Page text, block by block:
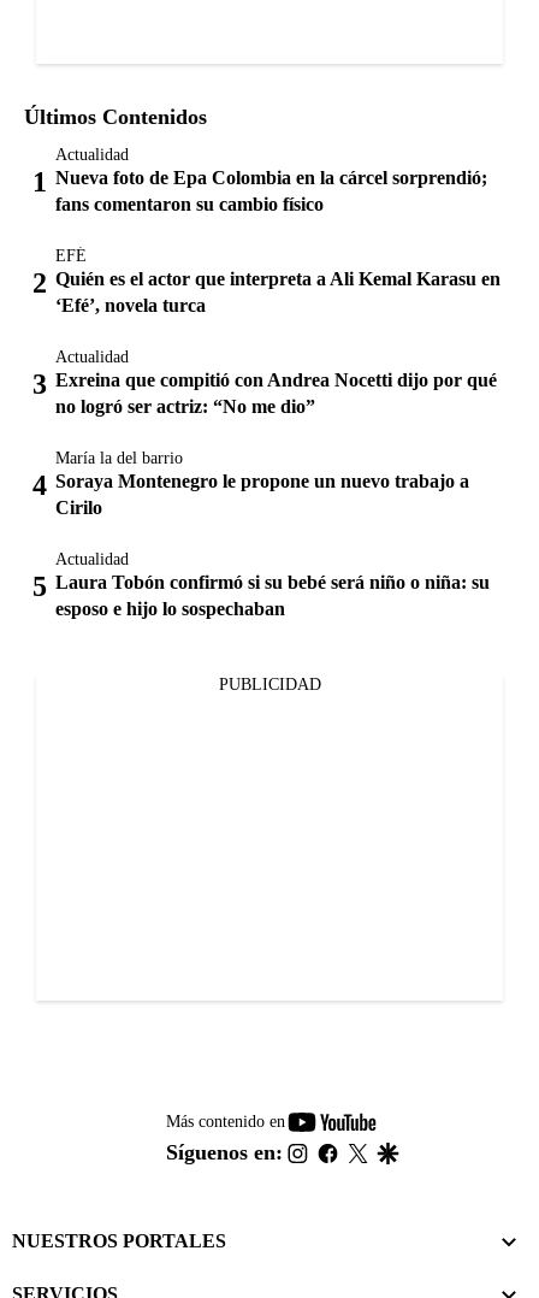
Últimos Contenidos
Actualidad
Nueva foto de Epa Colombia en la cárcel sorprendió;
fans comentaron su cambio físico
EFÉ
Quién es el actor que interpreta a Ali Kemal Karasu en
‘Efé’, novela turca
Actualidad
Exreina que compitió con Andrea Nocetti dijo por qué
no logró ser actriz: “No me dio”
María la del barrio
Soraya Montenegro le propone un nuevo trabajo a
Cirilo
Actualidad
Laura Tobón confirmó si su bebé será niño o niña: su
esposo e hijo lo sospechaban
PUBLICIDAD
Más contenido en
youtube-
footer
Síguenos en: instagram
facebook
twitter
NUESTROS PORTALES
SERVICIOS